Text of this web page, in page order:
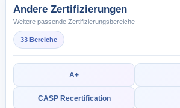
Andere Zertifizierungen
Weitere passende Zertifizierungsbereiche
33 Bereiche
A+
CASP Recertification